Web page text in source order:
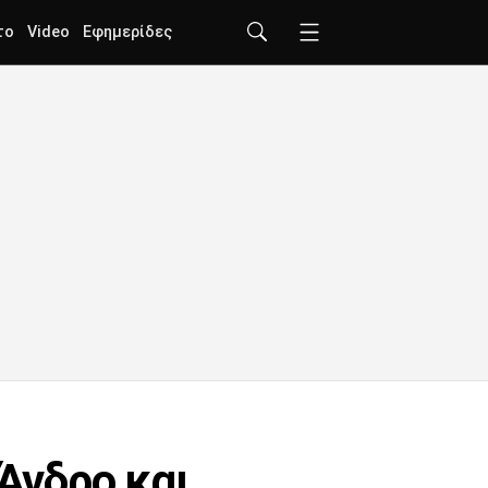
Video Εφημερίδες